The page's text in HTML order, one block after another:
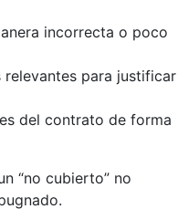
incorrecta o poco
para justificar
del contrato de forma
“no cubierto” no